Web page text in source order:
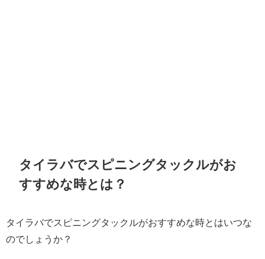
タイラバでスピニングタックルがお
すすめな時とは？
タイラバでスピニングタックルがおすすめな時とはいつな
のでしょうか？